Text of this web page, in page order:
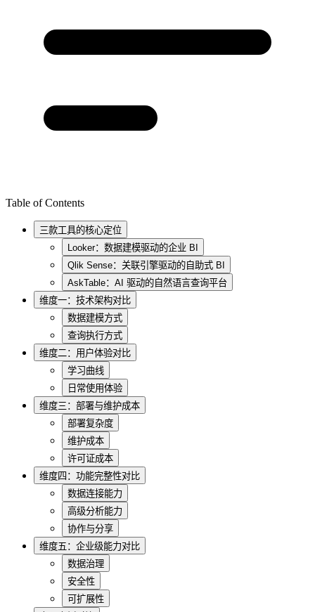
Table of Contents
三款工具的核心定位
Looker：数据建模驱动的企业 BI
Qlik Sense：关联引擎驱动的自助式 BI
AskTable：AI 驱动的自然语言查询平台
维度一：技术架构对比
数据建模方式
查询执行方式
维度二：用户体验对比
学习曲线
日常使用体验
维度三：部署与维护成本
部署复杂度
维护成本
许可证成本
维度四：功能完整性对比
数据连接能力
高级分析能力
协作与分享
维度五：企业级能力对比
数据治理
安全性
可扩展性